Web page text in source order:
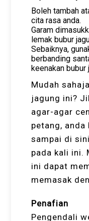
Boleh tambah
cita rasa anda.
Garam
lemak bubur
Sebaiknya,
berbanding
keenakan
Mudah
jagung ini?
agar-agar
petang,
sampai di
pada kali ini.
ini dapat
memasak
Penafian
Pengendali